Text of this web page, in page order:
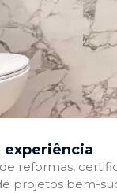
reformas,
projetos bem-